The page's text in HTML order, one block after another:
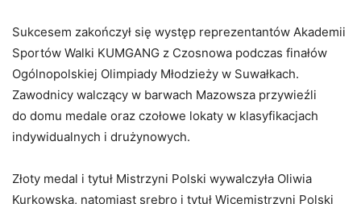
Sukcesem zakończył się występ reprezentantów Akademii
Sportów Walki KUMGANG z Czosnowa podczas finałów
Ogólnopolskiej Olimpiady Młodzieży w Suwałkach.
Zawodnicy walczący w barwach Mazowsza przywieźli
do domu medale oraz czołowe lokaty w klasyfikacjach
indywidualnych i drużynowych.
Złoty medal i tytuł Mistrzyni Polski wywalczyła Oliwia
Kurkowska, natomiast srebro i tytuł Wicemistrzyni Polski